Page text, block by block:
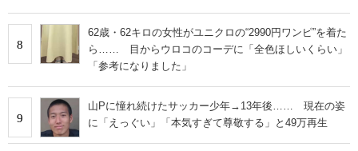
8
62歳・62キロの女性がユニクロの“2990円ワンピ”を着た
ら…… 目からウロコのコーデに「全色ほしいくらい」
「参考になりました」
9
山Pに憧れ続けたサッカー少年→13年後…… 現在の姿
に「えっぐい」「本気すぎて尊敬する」と49万再生